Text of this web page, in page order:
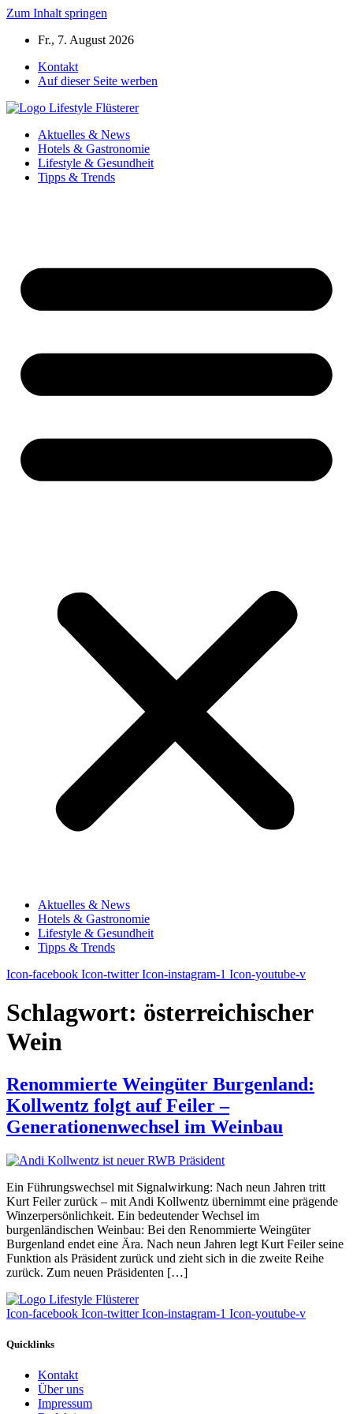
Zum Inhalt springen
Fr., 7. August 2026
Kontakt
Auf dieser Seite werben
Aktuelles & News
Hotels & Gastronomie
Lifestyle & Gesundheit
Tipps & Trends
Aktuelles & News
Hotels & Gastronomie
Lifestyle & Gesundheit
Tipps & Trends
Icon-facebook Icon-twitter Icon-instagram-1 Icon-youtube-v
Schlagwort: österreichischer
Wein
Renommierte Weingüter Burgenland:
Kollwentz folgt auf Feiler –
Generationenwechsel im Weinbau
Ein Führungswechsel mit Signalwirkung: Nach neun Jahren tritt
Kurt Feiler zurück – mit Andi Kollwentz übernimmt eine prägende
Winzerpersönlichkeit. Ein bedeutender Wechsel im
burgenländischen Weinbau: Bei den Renommierte Weingüter
Burgenland endet eine Ära. Nach neun Jahren legt Kurt Feiler seine
Funktion als Präsident zurück und zieht sich in die zweite Reihe
zurück. Zum neuen Präsidenten […]
Icon-facebook Icon-twitter Icon-instagram-1 Icon-youtube-v
Quicklinks
Kontakt
Über uns
Impressum